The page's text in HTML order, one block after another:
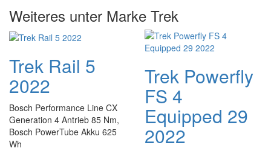
Weiteres unter Marke Trek
Trek Rail 5
2022
Bosch Performance Line CX
Generation 4 Antrieb 85 Nm,
Bosch PowerTube Akku 625
Wh
Trek Powerfly
FS 4
Equipped 29
2022